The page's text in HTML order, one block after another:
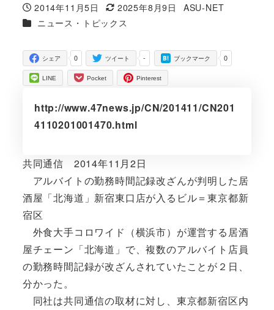
投稿日
2014年11月5日
更新日
2025年8月9日
著
ASU-NET
カテゴリー
ニュース・トピックス
0
シェア -
ツイート 0
ブックマーク
LINE Pocket Pinterest
http://www.47news.jp/CN/201411/CN201
4110201001470.html
共同通信 2014年11月2日
アルバイトの勤務時間記録改ざんが判明した居
酒屋「北海道」新宿東口店が入るビル＝東京都新
宿区
外食大手コロワイド（横浜市）が運営する居酒
屋チェーン「北海道」で、複数のアルバイト店員
の勤務時間記録が改ざんされていたことが２日、
分かった。
同社は共同通信の取材に対し、東京都新宿区内